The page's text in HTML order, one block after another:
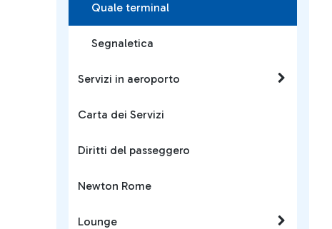
Quale terminal
Segnaletica
Servizi in aeroporto
Carta dei Servizi
Diritti del passeggero
Newton Rome
Lounge